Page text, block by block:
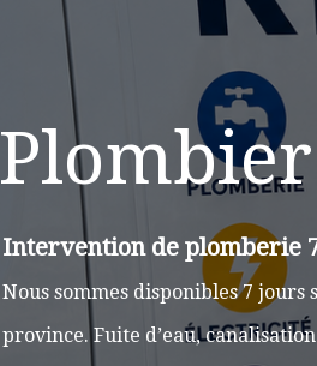
Intervention de plomberie
Nous sommes disponibles 7
province. Fuite d’eau,